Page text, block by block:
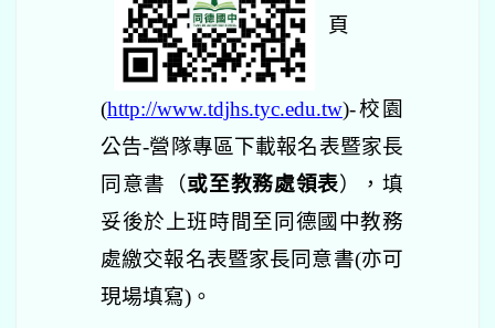
頁
(http://www.tdjhs.tyc.edu.tw)-校園
公告-營隊專區下載報名表暨家長
同意書（或至教務處領表）
，填
妥後於上班時間至同德國中教務
處繳交報名表暨家長同意書(亦可
現場填寫)。